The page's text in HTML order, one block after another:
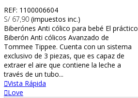
REF: 1100006604
S/ 67,90 (impuestos inc.)
Biberónes Anti cólico para bebé El práctico
Biberón Anti cólicos Avanzado de
Tommee Tippee. Cuenta con un sistema
exclusivo de 3 piezas, que es capaz de
extraer el aire que contiene la leche a
través de un tubo...
Vista Rápida
Love